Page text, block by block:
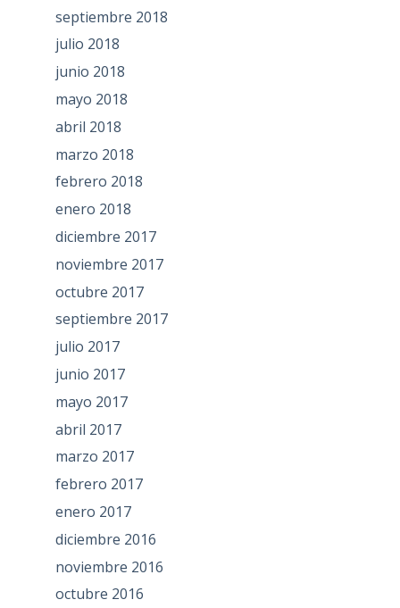
septiembre 2018
julio 2018
junio 2018
mayo 2018
abril 2018
marzo 2018
febrero 2018
enero 2018
diciembre 2017
noviembre 2017
octubre 2017
septiembre 2017
julio 2017
junio 2017
mayo 2017
abril 2017
marzo 2017
febrero 2017
enero 2017
diciembre 2016
noviembre 2016
octubre 2016